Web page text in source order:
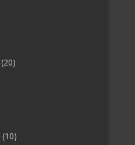
(20)
(10)